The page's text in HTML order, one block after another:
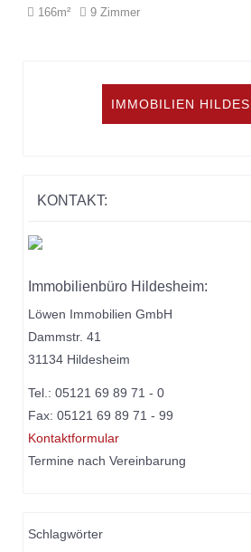
166m²
9 Zimmer
IMMOBILIEN
KONTAKT:
Immobilienbüro Hildesheim:
Löwen Immobilien GmbH
Dammstr. 41
31134 Hildesheim
Tel.: 05121 69 89 71 - 0
Fax: 05121 69 89 71 - 99
Kontaktformular
Termine nach Vereinbarung
Schlagwörter